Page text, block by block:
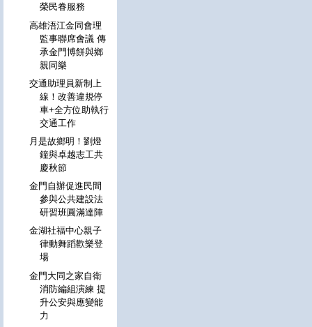
榮民眷服務
高雄浯江金同會理
監事聯席會議 傳
承金門博餅與鄉
親同樂
交通助理員新制上
線！改善違規停
車+全方位助執行
交通工作
月是故鄉明！劉燈
鐘與卓越志工共
慶秋節
金門自辦促進民間
參與公共建設法
研習班圓滿達陣
金湖社福中心親子
律動舞蹈歡樂登
場
金門大同之家自衛
消防編組演練 提
升公安與應變能
力